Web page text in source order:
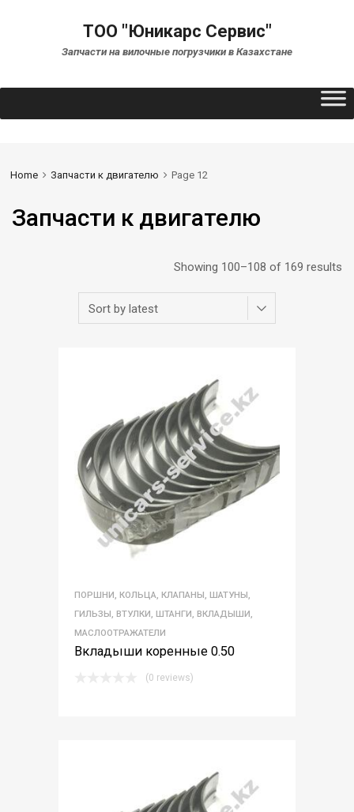
ТОО "Юникарс Сервис"
Запчасти на вилочные погрузчики в Казахстане
Home Запчасти к двигателю Page 12
Запчасти к двигателю
Showing 100–108 of 169 results
ПОРШНИ, КОЛЬЦА, КЛАПАНЫ, ШАТУНЫ,
ГИЛЬЗЫ, ВТУЛКИ, ШТАНГИ, ВКЛАДЫШИ,
МАСЛООТРАЖАТЕЛИ
Вкладыши коренные 0.50
(0 reviews)